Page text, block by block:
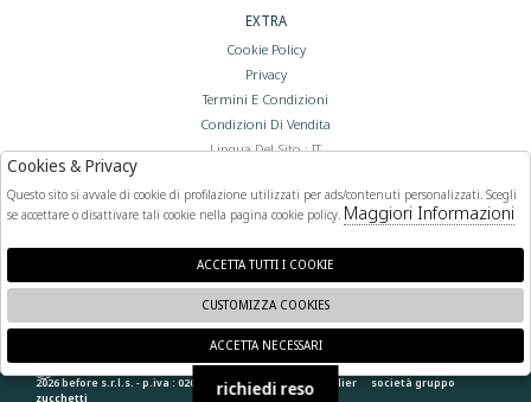
EXTRA
Cookie Policy
Privacy
Termini E Condizioni
Condizioni Di Vendita
Lingua Del Sito : IT
FOLLOW US
2026 before s.r.l.s. - p.iva : 02066400892 powered by atelier società gruppo
zucchetti
🍪
richiedi reso
Cookies & Privacy
Questo sito si avvale di cookie di profilazione utilizzati per ads/contenuti personalizzati. Scegli
se accettare o disattivare tali cookie nella pagina cookie policy. Maggiori Informazioni
ACCETTA TUTTI I COOKIE
CUSTOMIZZA COOKIES
ACCETTA NECESSARI